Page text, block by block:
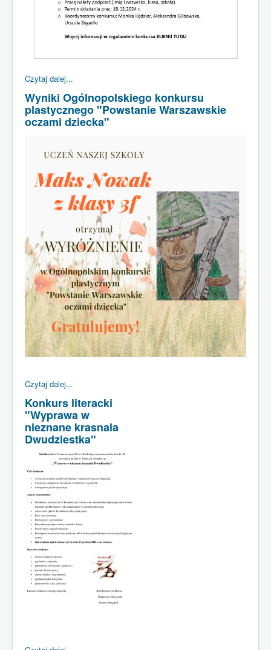
Czytaj dalej...
Wyniki Ogólnopolskiego konkursu
plastycznego "Powstanie Warszawskie
oczami dziecka"
Czytaj dalej...
Konkurs literacki
"Wyprawa w
nieznane krasnala
Dwudziestka"